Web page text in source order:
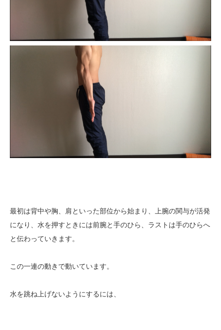
最初は背中や胸、肩といった部位から始まり、上腕の関与が活発
になり、水を押すときには前腕と手のひら、ラストは手のひらへ
と伝わっていきます。
この一連の動きで動いています。
水を跳ね上げないようにするには、